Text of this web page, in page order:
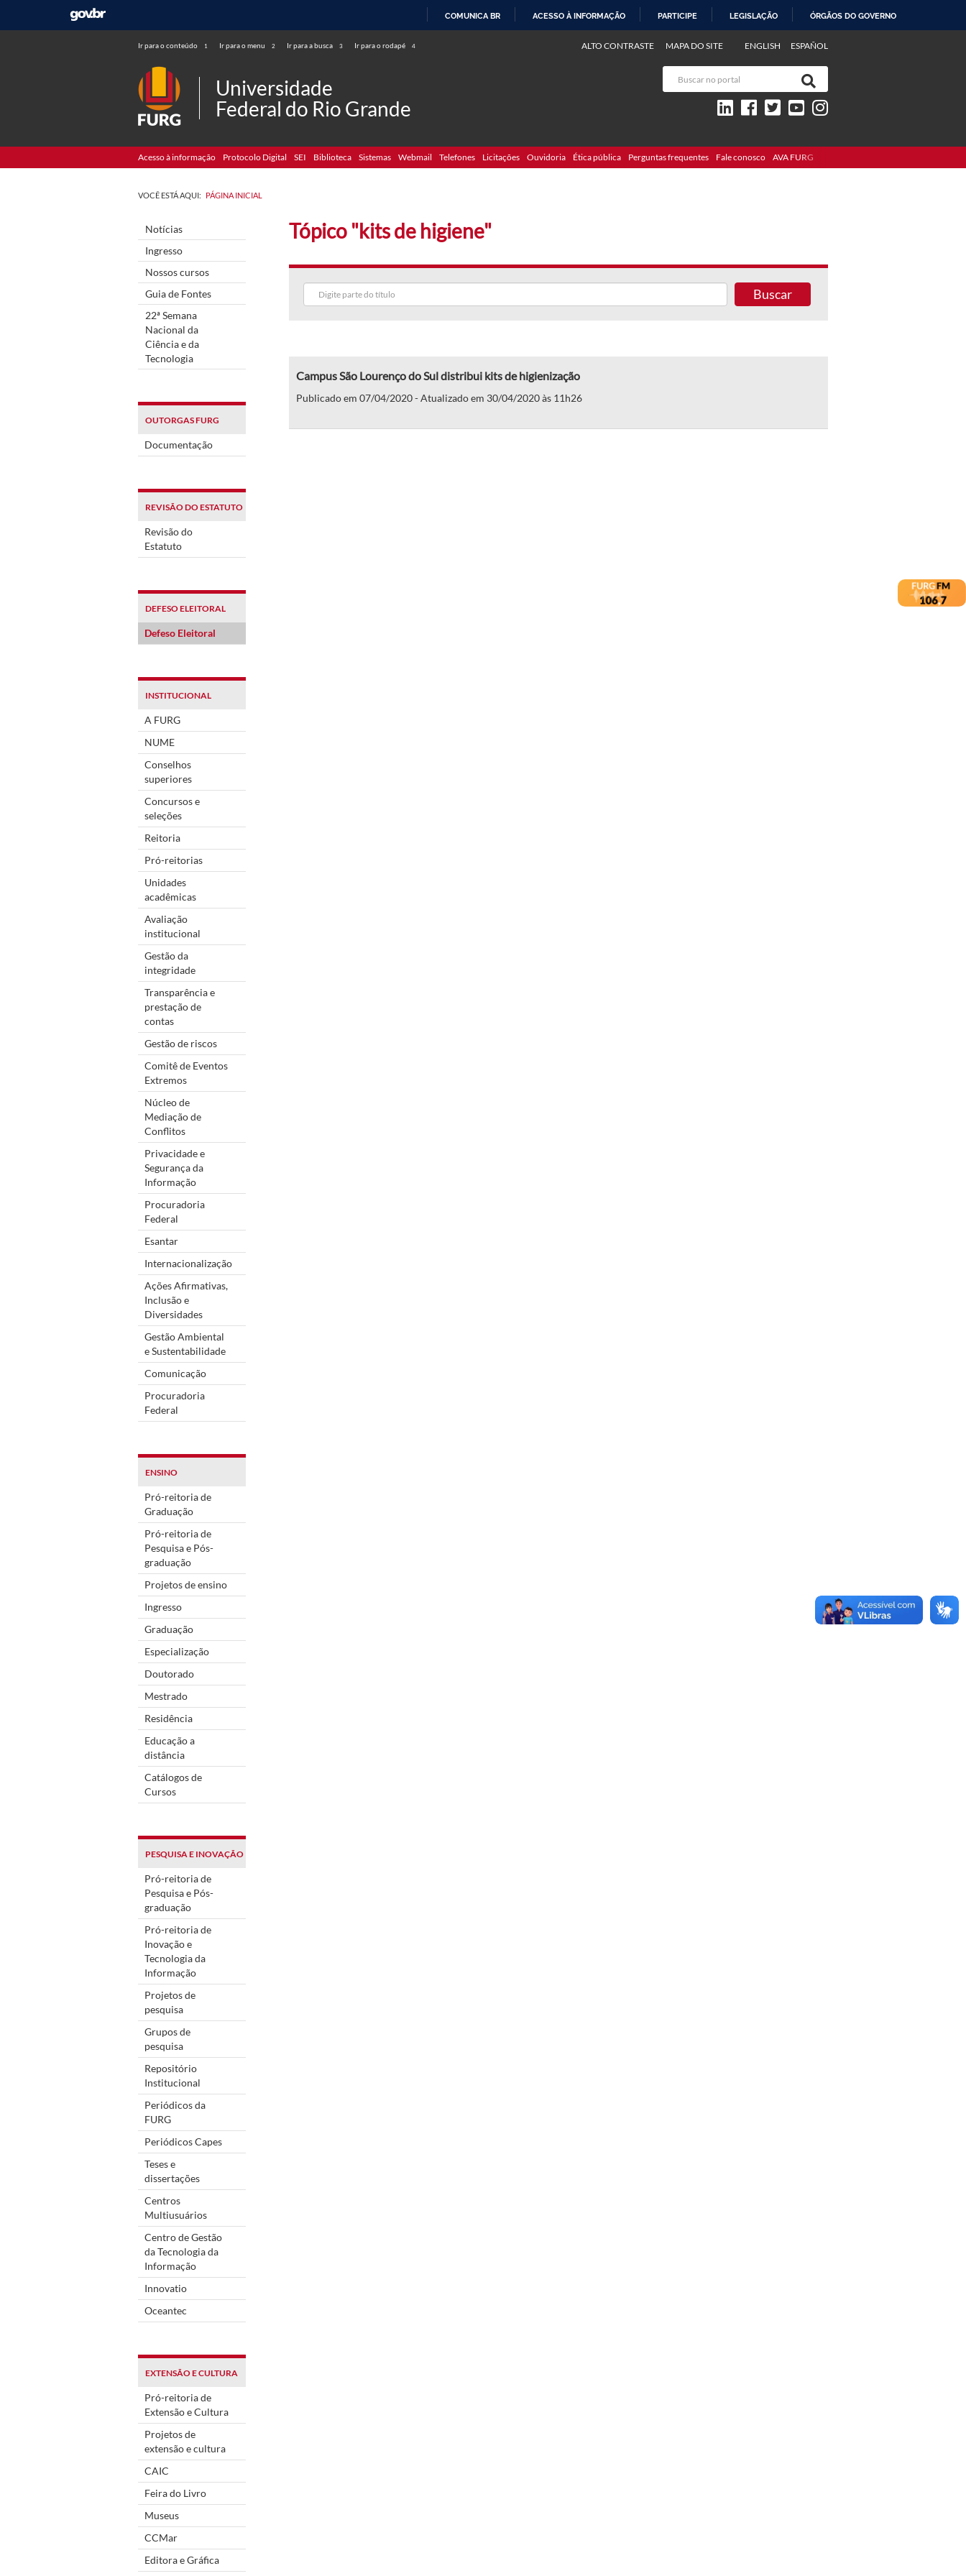
COMUNICA BR ACESSO À INFORMAÇÃO PARTICIPE LEGISLAÇÃO ÓRGÃOS DO GOVERNO
Ir para o conteúdo 1 Ir para o menu 2 Ir para a busca 3 Ir para o rodapé 4 ENGLISH ESPAÑOL
ALTO CONTRASTE MAPA DO SITE
Universidade
Federal do Rio Grande
Acesso à informação Protocolo Digital SEI Biblioteca Sistemas Webmail Telefones Licitações Ouvidoria Ética pública Perguntas frequentes Fale conosco AVA FURG
VOCÊ ESTÁ AQUI: PÁGINA INICIAL
Notícias
Ingresso
Nossos cursos
Guia de Fontes
22ª Semana
Nacional da
Ciência e da
Tecnologia
OUTORGAS FURG
Documentação
REVISÃO DO ESTATUTO
Revisão do
Estatuto
DEFESO ELEITORAL
Defeso Eleitoral
INSTITUCIONAL
A FURG
NUME
Conselhos
superiores
Concursos e
seleções
Reitoria
Pró-reitorias
Unidades
acadêmicas
Avaliação
institucional
Gestão da
integridade
Transparência e
prestação de
contas
Gestão de riscos
Comitê de Eventos
Extremos
Núcleo de
Mediação de
Conflitos
Privacidade e
Segurança da
Informação
Procuradoria
Federal
Esantar
Internacionalização
Ações Afirmativas,
Inclusão e
Diversidades
Gestão Ambiental
e Sustentabilidade
Comunicação
Procuradoria
Federal
ENSINO
Pró-reitoria de
Graduação
Pró-reitoria de
Pesquisa e Pós-
graduação
Projetos de ensino
Ingresso
Graduação
Especialização
Doutorado
Mestrado
Residência
Educação a
distância
Catálogos de
Cursos
PESQUISA E INOVAÇÃO
Pró-reitoria de
Pesquisa e Pós-
graduação
Pró-reitoria de
Inovação e
Tecnologia da
Informação
Projetos de
pesquisa
Grupos de
pesquisa
Repositório
Institucional
Periódicos da
FURG
Periódicos Capes
Teses e
dissertações
Centros
Multiusuários
Centro de Gestão
da Tecnologia da
Informação
Innovatio
Oceantec
EXTENSÃO E CULTURA
Pró-reitoria de
Extensão e Cultura
Projetos de
extensão e cultura
CAIC
Feira do Livro
Museus
CCMar
Editora e Gráfica
Tópico "kits de higiene"
Buscar
Campus São Lourenço do Sul distribui kits de higienização
Publicado em 07/04/2020 - Atualizado em 30/04/2020 às 11h26